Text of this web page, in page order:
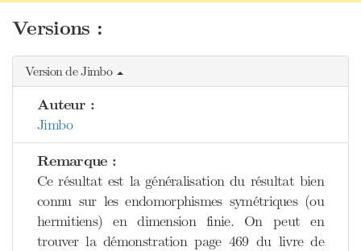
Versions :
Version de Jimbo
Auteur :
Jimbo
Remarque :
Ce résultat est la généralisation du résultat bien
connu sur les endomorphismes symétriques (ou
hermitiens) en dimension finie. On peut en
trouver la démonstration page 469 du livre de